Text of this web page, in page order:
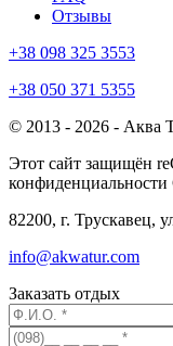
Отзывы
+38 098 325 3553
+38 050 371 5355
© 2013 - 2026 - Аква
Этот сайт защищён
конфиденциальности
82200, г. Трускавец,
info@akwatur.com
Заказать отдых